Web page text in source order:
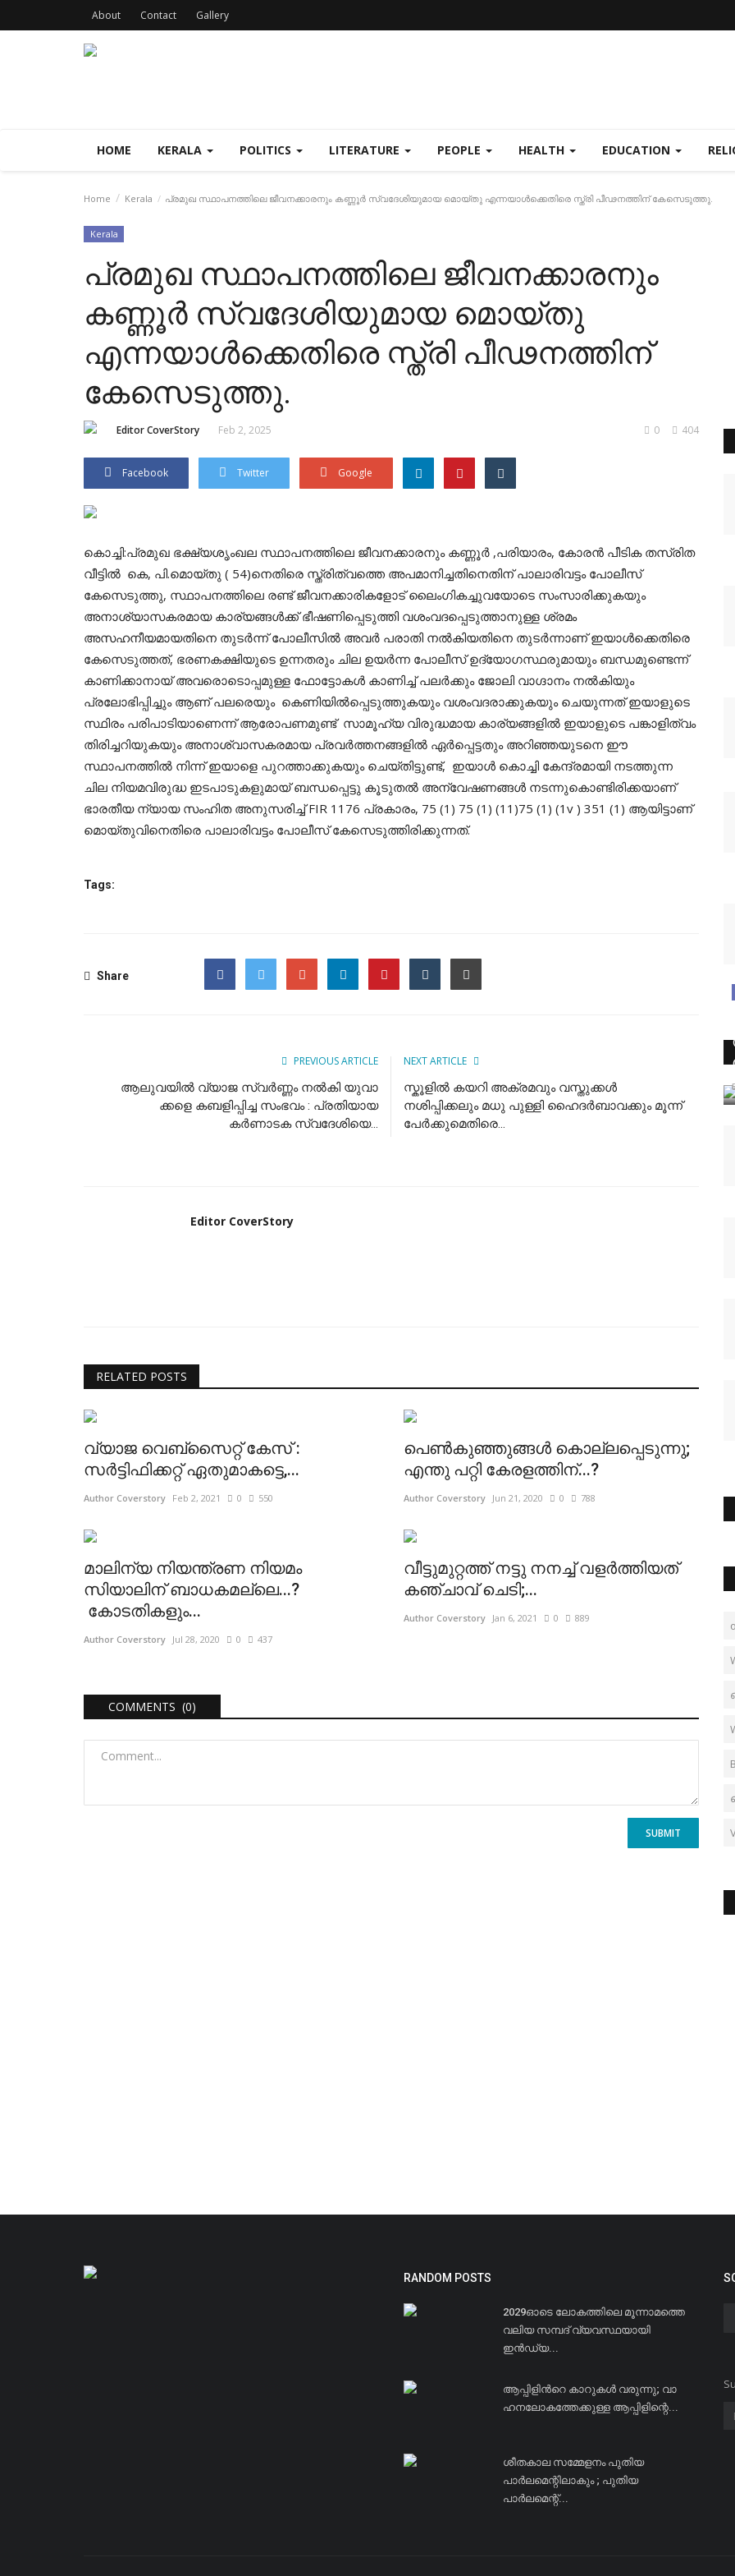
About Contact Gallery
HOME KERALA POLITICS LITERATURE PEOPLE HEALTH EDUCATION
Home Kerala പ്രമുഖ സ്ഥാപനത്തിലെ ജീവനക്കാരനും കണ്ണൂർ സ്വദേശിയുമായ മൊയ്തു എന്നയാൾക്കെതിരെ സ്ത്രി പീഢനത്തിന് കേസെടുത്തു.
Kerala
പ്രമുഖ സ്ഥാപനത്തിലെ ജീവനക്കാരനും
കണ്ണൂർ സ്വദേശിയുമായ മൊയ്തു
എന്നയാൾക്കെതിരെ സ്ത്രി പീഢനത്തിന്
കേസെടുത്തു.
Editor CoverStory Feb 2, 2025 404
0
Facebook Twitter Google
കൊച്ചി:പ്രമുഖ ഭക്ഷ്യശൃംഖല സ്ഥാപനത്തിലെ ജീവനക്കാരനും കണ്ണൂർ ,പരിയാരം, കോരൻ പീടിക തസ്രിത
വീട്ടിൽ കെ, പി.മൊയ്തു ( 54)നെതിരെ സ്ത്രിത്വത്തെ അപമാനിച്ചതിനെതിന് പാലാരിവട്ടം പോലീസ്
കേസെടുത്തു, സ്ഥാപനത്തിലെ രണ്ട് ജീവനക്കാരികളോട് ലൈംഗികച്ചുവയോടെ സംസാരിക്കുകയും
അനാശ്യാസകരമായ കാര്യങ്ങൾക്ക് ഭീഷണിപ്പെടുത്തി വശംവദപ്പെടുത്താനുള്ള ശ്രമം
അസഹനീയമായതിനെ തുടർന്ന് പോലീസിൽ അവർ പരാതി നൽകിയതിനെ തുടർന്നാണ് ഇയാൾക്കെതിരെ
കേസെടുത്തത്, ഭരണകക്ഷിയുടെ ഉന്നതരും ചില ഉയർന്ന പോലീസ് ഉദ്യോഗസ്ഥരുമായും ബന്ധമുണ്ടെന്ന്
കാണിക്കാനായ് അവരൊടൊപ്പമുള്ള ഫോട്ടോകൾ കാണിച്ച് പലർക്കും ജോലി വാഗ്ദാനം നൽകിയും
പ്രലോഭിപ്പിച്ചും ആണ് പലരെയും കെണിയിൽപ്പെടുത്തുകയും വശംവദരാക്കുകയും ചെയുന്നത് ഇയാളുടെ
സ്ഥിരം പരിപാടിയാണെന്ന് ആരോപണമുണ്ട് സാമൂഹ്യ വിരുദ്ധമായ കാര്യങ്ങളിൽ ഇയാളുടെ പങ്കാളിത്വം
തിരിച്ചറിയുകയും അനാശ്വാസകരമായ പ്രവർത്തനങ്ങളിൽ ഏർപ്പെട്ടതും അറിഞ്ഞയുടനെ ഈ
സ്ഥാപനത്തിൽ നിന്ന് ഇയാളെ പുറത്താക്കുകയും ചെയ്തിട്ടുണ്ട്, ഇയാൾ കൊച്ചി കേന്ദ്രമായി നടത്തുന്ന
ചില നിയമവിരുദ്ധ ഇടപാടുകളുമായ് ബന്ധപ്പെട്ടു കൂടുതൽ അന്വേഷണങ്ങൾ നടന്നുകൊണ്ടിരിക്കയാണ്
ഭാരതീയ ന്യായ സംഹിത അനുസരിച്ച് FIR 1176 പ്രകാരം, 75 (1) 75 (1) (11)75 (1) (1v ) 351 (1) ആയിട്ടാണ്
മൊയ്തുവിനെതിരെ പാലാരിവട്ടം പോലീസ് കേസെടുത്തിരിക്കുന്നത്.
Tags:
Share
PREVIOUS ARTICLE
ആലുവയിൽ വ്യാജ സ്വർണ്ണം നൽകി യുവാ
ക്കളെ കബളിപ്പിച്ച സംഭവം : പ്രതിയായ
കർണാടക സ്വദേശിയെ...
NEXT ARTICLE
സ്കൂളിൽ കയറി അക്രമവും വസ്തുക്കൾ
നശിപ്പിക്കലും മധു പുള്ളി ഹൈദർബാവക്കും മൂന്ന്
പേർക്കുമെതിരെ...
Editor CoverStory
RELATED POSTS
വ്യാജ വെബ്‌സൈറ്റ്‌ കേസ്‌ :
സര്‍ട്ടിഫിക്കറ്റ്‌ ഏതുമാകട്ടെ,...
Author Coverstory Feb 2, 2021 0 550
പെൺകുഞ്ഞുങ്ങൾ കൊല്ലപ്പെടുന്നു;
എന്തു പറ്റി കേരളത്തിന്...?
Author Coverstory Jun 21, 2020 0 788
മാലിന്യ നിയന്ത്രണ നിയമം
സിയാലിന് ബാധകമല്ലെ...?
കോടതികളും...
Author Coverstory Jul 28, 2020 0 437
വീട്ടുമുറ്റത്ത് നട്ടു നനച്ച്‌ വളര്‍ത്തിയത്
കഞ്ചാവ് ചെടി;...
Author Coverstory Jan 6, 2021 0 889
COMMENTS (0)
SUBMIT
RANDOM POSTS
2029ഓടെ ലോകത്തിലെ മൂന്നാമത്തെ
വലിയ സമ്പദ് വ്യവസ്ഥയായി
ഇന്‍ഡ്യ...
ആപ്പിളിന്‍റെ കാ​റു​ക​ള്‍ വരുന്നു; വാ​
ഹനലോകത്തേക്കുള്ള ആപ്പിളിന്റെ...
ശീതകാല സമ്മേളനം പുതിയ
പാര്‍ലമെന്റിലാകും ; പുതിയ
പാര്‍ലമെന്റ്...